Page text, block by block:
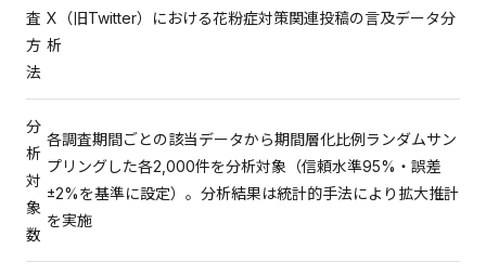
査
方
法
X（旧Twitter）における花粉症対策関連投稿の言及データ分
析
分
析
対
象
数
各調査期間ごとの該当データから期間層化比例ランダムサン
プリングした各2,000件を分析対象（信頼水準95%・誤差
±2%を基準に設定）。分析結果は統計的手法により拡大推計
を実施